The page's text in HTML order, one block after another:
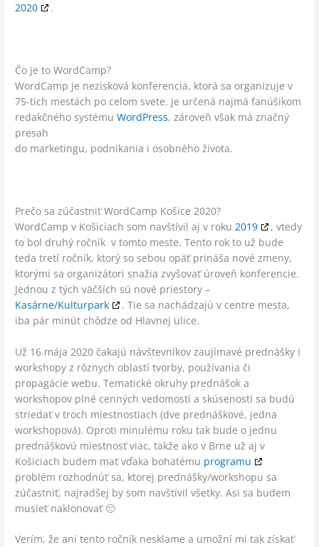
2020
.
Čo je to WordCamp?
WordCamp je nezisková konferencia, ktorá sa organizuje v
75-tich mestách po celom svete. Je určená najmä fanúšikom
redakčného systémuWordPress, zároveň však má značný
presah
do marketingu, podnikania i osobného života.
Prečo sa zúčastniť WordCamp Košice 2020?
WordCamp v Košiciach som navštívil aj v roku 2019
, vtedy
to bol druhý ročník v tomto meste. Tento rok to už bude
teda tretí ročník, ktorý so sebou opäť prináša nové zmeny,
ktorými sa organizátori snažia zvyšovať úroveň konferencie.
Jednou z tých väčších sú nové priestory –
Kasárne/Kulturpark
. Tie sa nachádzajú v centre mesta,
iba pár minút chôdze od Hlavnej ulice.
Už 16.mája 2020 čakajú návštevníkov zaujímavé prednášky i
workshopy z rôznych oblastí tvorby, používania či
propagácie webu. Tematické okruhy prednášok a
workshopov plné cenných vedomostí a skúseností sa budú
striedať v troch miestnostiach (dve prednáškové, jedna
workshopová). Oproti minulému roku tak bude o jednu
prednáškovú miestnosť viac, takže ako v Brne už aj v
Košiciach budem mať vďaka bohatému programu
problém rozhodnúť sa, ktorej prednášky/workshopu sa
zúčastniť, najradšej by som navštívil všetky. Asi sa budem
musieť naklonovať 🙂
Verím, že ani tento ročník nesklame a umožní mi tak získať